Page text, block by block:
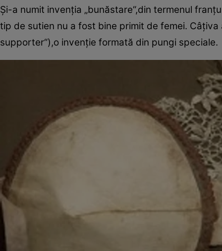
Şi-a numit invenţia „bunăstare“,din termenul
tip de sutien nu a fost bine primit de femei.
supporter“),o invenţie formată din pungi speciale.